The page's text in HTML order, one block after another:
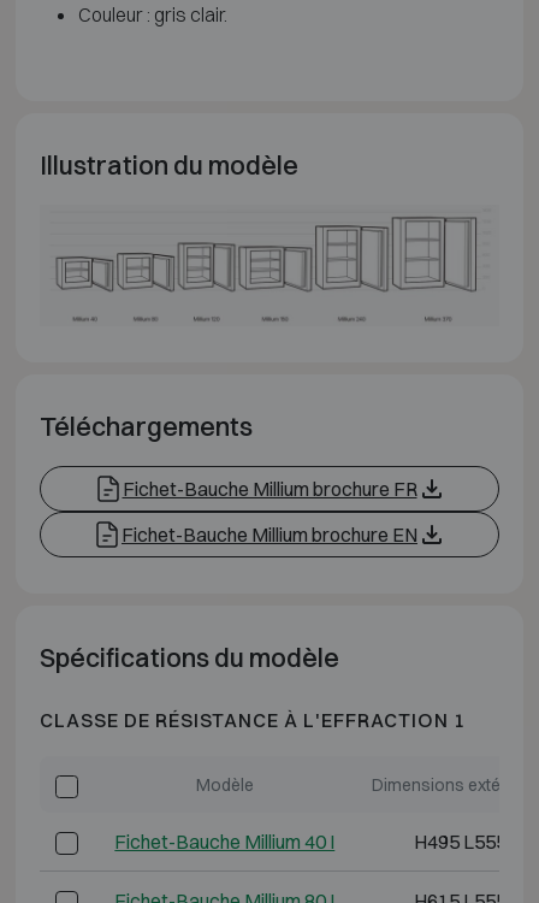
Couleur : gris clair.
Illustration du modèle
Téléchargements
Fichet-Bauche Millium brochure FR
Fichet-Bauche Millium brochure EN
Spécifications du modèle
CLASSE DE RÉSISTANCE À L'EFFRACTION 1
Modèle Dimensions
Fichet-Bauche Millium 40 I H495 L555